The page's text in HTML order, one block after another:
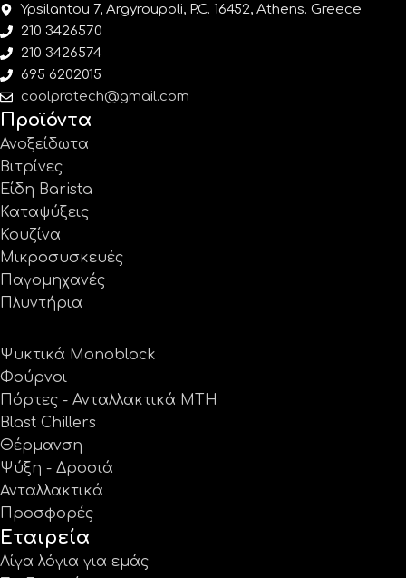
Ypsilantou 7, Argyroupoli, P.C. 16452, Athens. Greece
210 3426570
210 3426574
695 6202015
coolprotech@gmail.com
Προϊόντα
Ανοξείδωτα
Βιτρίνες
Είδη Barista
Καταψύξεις
Κουζίνα
Μικροσυσκευές
Παγομηχανές
Πλυντήρια
Ψυκτικά Monoblock
Φούρνοι
Πόρτες - Ανταλλακτικά MTH
Blast Chillers
Θέρμανση
Ψύξη - Δροσιά
Ανταλλακτικά
Προσφορές
Εταιρεία
Λίγα λόγια για εμάς